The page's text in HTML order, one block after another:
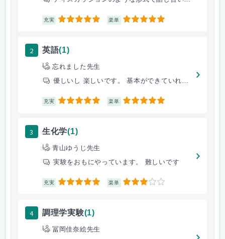
充実 5 楽単 5
2 英語(1)
忘れました先生
優しいし 楽しいです。 基本ができていれば余裕です。
充実 5 楽単 5
3 生化学(1)
青山ゆうじ先生
実験をおもにやっています。 難しいです
充実 5 楽単 3
4 調理学実験(1)
冨岡佳奈絵先生